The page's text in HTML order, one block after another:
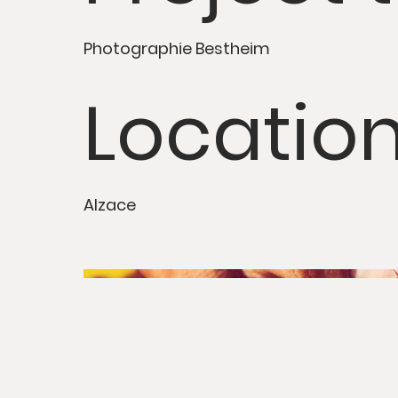
Photographie Bestheim
Alzace